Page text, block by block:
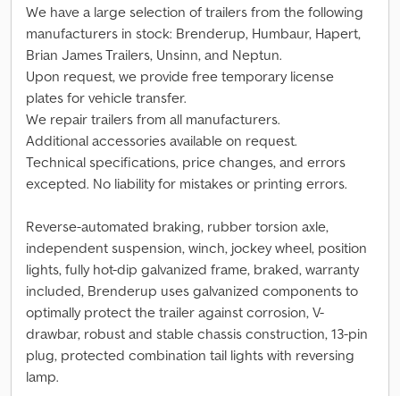
We have a large selection of trailers from the following
manufacturers in stock: Brenderup, Humbaur, Hapert,
Brian James Trailers, Unsinn, and Neptun.
Upon request, we provide free temporary license
plates for vehicle transfer.
We repair trailers from all manufacturers.
Additional accessories available on request.
Technical specifications, price changes, and errors
excepted. No liability for mistakes or printing errors.
Reverse-automated braking, rubber torsion axle,
independent suspension, winch, jockey wheel, position
lights, fully hot-dip galvanized frame, braked, warranty
included, Brenderup uses galvanized components to
optimally protect the trailer against corrosion, V-
drawbar, robust and stable chassis construction, 13-pin
plug, protected combination tail lights with reversing
lamp.